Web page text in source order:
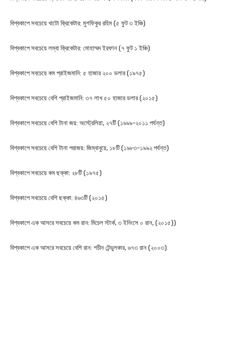
বিশ্বকাপে সবচেয়ে খাটো ক্রিকেটার: মুশফিকুর রহিম (৫ ফুট ৩ ইঞ্চি)
বিশ্বকাপে সবচেয়ে লম্বা ক্রিকেটার: মোহাম্মদ ইরফান (৭ ফুট ১ ইঞ্চি)
বিশ্বকাপে সবচেয়ে কম প্রাইজমানি: ৫ হাজার ২০০ ডলার (১৯৭৫)
বিশ্বকাপে সবচেয়ে বেশি প্রাইজমানি: ৩৭ লাখ ৫০ হাজার ডলার (২০১৫)
বিশ্বকাপে সবচেয়ে বেশি টানা জয়: অস্ট্রেলিয়া, ২৭টি (১৯৯৯-২০১১ পর্যন্ত)
বিশ্বকাপে সবচেয়ে বেশি টানা পরাজয়: জিম্বাবুয়ে, ১৮টি (১৯৮৩-১৯৯২ পর্যন্ত)
বিশ্বকাপে সবচেয়ে কম ছক্কা: ২৮টি (১৯৭৫)
বিশ্বকাপে সবচেয়ে বেশি ছক্কা: ৪৬৩টি (২০১৫)
বিশ্বকাপে এক আসরে সবচেয়ে কম রান: মিচেল স্টার্ক, ৩ ইনিংসে ০ রান, (২০১৫))
বিশ্বকাপে এক আসরে সবচেয়ে বেশি রান: শচীন টেন্ডুলকার, ৬৭৩ রান (২০০৩)